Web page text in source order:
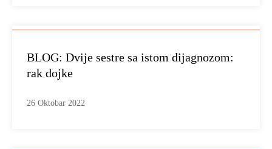
BLOG: Dvije sestre sa istom dijagnozom:
rak dojke
26 Oktobar 2022